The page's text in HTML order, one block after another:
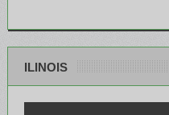
ILINOIS